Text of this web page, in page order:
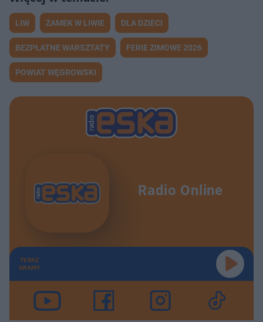
LIW ZAMEK W LIWIE DLA DZIECI
BEZPŁATNE WARSZTATY FERIE ZIMOWE 2026
POWIAT WĘGROWSKI
Radio Online
TERAZ
GRAMY